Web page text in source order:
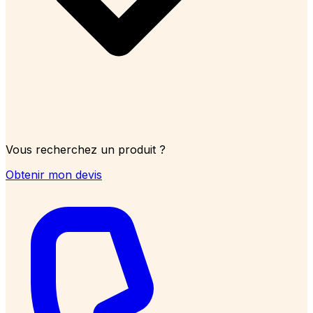
Vous recherchez un produit ?
Obtenir mon devis